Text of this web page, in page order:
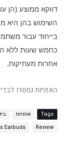
אחרות מעתיקות.
האזניות נמסרו
Tags אוזניות
Review
Earbuds